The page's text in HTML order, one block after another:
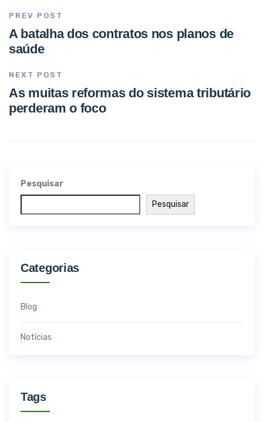
PREV POST
A batalha dos contratos nos planos de
saúde
NEXT POST
As muitas reformas do sistema tributário
perderam o foco
Pesquisar
Pesquisar
Categorias
Blog
Notícias
Tags